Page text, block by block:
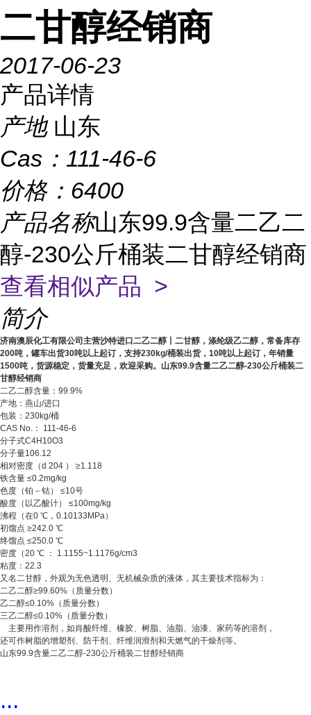
二甘醇经销商
2017-06-23
产品详情
产地 山东
Cas： 111-46-6
价格： 6400
产品名称山东99.9含量二乙二
醇-230公斤桶装二甘醇经销商
查看相似产品 >
简介
济南澳辰化工有限公司主营沙特进口二乙二醇丨二甘醇，涤纶级乙二醇，常备库存
200吨，罐车出货30吨以上起订，支持230kg/桶装出货，10吨以上起订，年销量
1500吨，货源稳定，货量充足，欢迎采购。山东99.9含量二乙二醇-230公斤桶装二
甘醇经销商
二乙二醇含量：99.9%
产地：燕山/进口
包装：230kg/桶
CAS No.： 111-46-6
分子式C4H10O3
分子量106.12
相对密度（d 204 ） ≥1.118
铁含量 ≤0.2mg/kg
色度（铂－钴） ≤10号
酸度（以乙酸计） ≤100mg/kg
沸程（在0 ℃，0.10133MPa）
初馏点 ≥242.0 ℃
终馏点 ≤250.0 ℃
密度（20 ℃ ： 1.1155~1.1176g/cm3
粘度：22.3
又名二甘醇，外观为无色透明、无机械杂质的液体，其主要技术指标为：
二乙二醇≥99.60%（质量分数）
乙二醇≤0.10%（质量分数）
三乙二醇≤0.10%（质量分数）
主要用作溶剂，如肖酸纤维、橡胶、树脂、油脂、油漆、家药等的溶剂，
还可作树脂的增塑剂、防干剂、纤维润滑剂和天燃气的干燥剂等。
山东99.9含量二乙二醇-230公斤桶装二甘醇经销商
...